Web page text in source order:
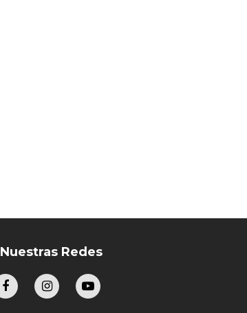
Nuestras Redes